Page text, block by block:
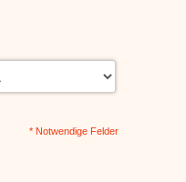
* Notwendige Felder